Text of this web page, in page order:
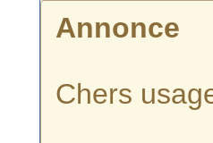
Annonce
Chers